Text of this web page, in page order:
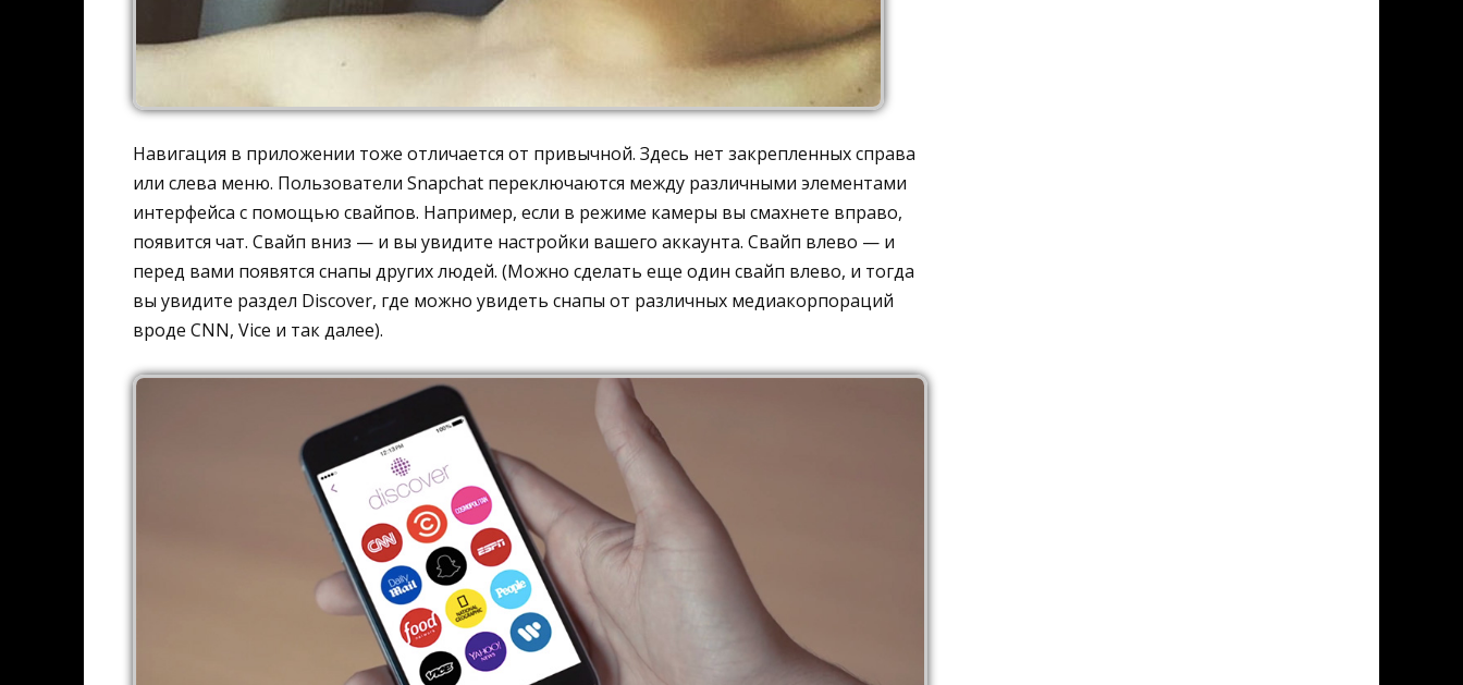
Навигация в приложении тоже отличается от привычной. Здесь нет закрепленных справа
или слева меню. Пользователи Snapchat переключаются между различными элементами
интерфейса с помощью свайпов. Например, если в режиме камеры вы смахнете вправо,
появится чат. Свайп вниз — и вы увидите настройки вашего аккаунта. Свайп влево — и
перед вами появятся снапы других людей. (Можно сделать еще один свайп влево, и тогда
вы увидите раздел Discover, где можно увидеть снапы от различных медиакорпораций
вроде CNN, Vice и так далее).